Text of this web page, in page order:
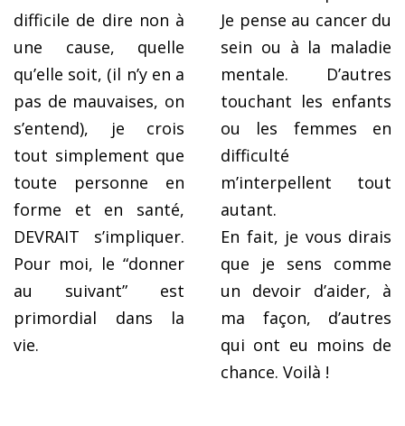
difficile de dire non à
une cause, quelle
qu’elle soit, (il n’y en a
pas de mauvaises, on
s’entend), je crois
tout simplement que
toute personne en
forme et en santé,
DEVRAIT s’impliquer.
Pour moi, le “donner
au suivant” est
primordial dans la
vie.
Je pense au cancer du
sein ou à la maladie
mentale. D’autres
touchant les enfants
ou les femmes en
difficulté
m’interpellent tout
autant.
En fait, je vous dirais
que je sens comme
un devoir d’aider, à
ma façon, d’autres
qui ont eu moins de
chance. Voilà !